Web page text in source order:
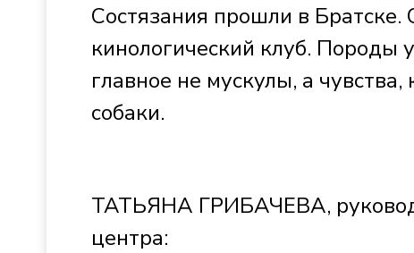
Состязания прошли в
кинологический клуб. Породы
главное не мускулы, а
собаки.
ТАТЬЯНА ГРИБАЧЕВА,
центра: